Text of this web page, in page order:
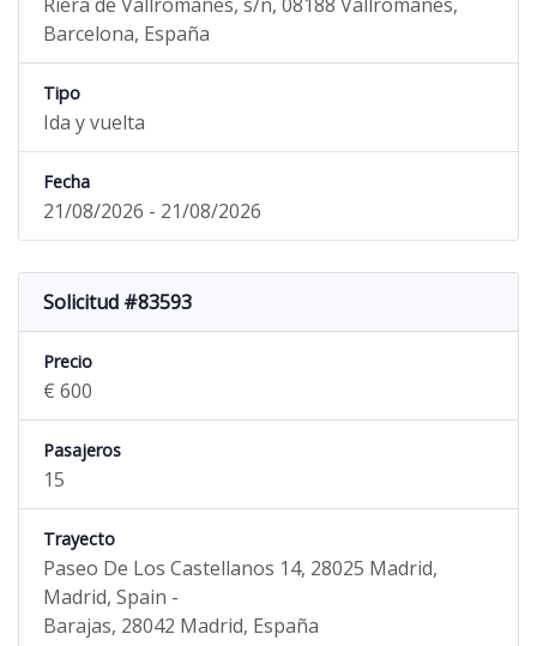
Barcelona, España
Tipo
Ida y vuelta
Fecha
21/08/2026 - 21/08/2026
Solicitud #83593
Precio
€ 600
Pasajeros
15
Trayecto
Paseo De Los Castellanos 14, 28025 Madrid,
Madrid, Spain -
Barajas, 28042 Madrid, España